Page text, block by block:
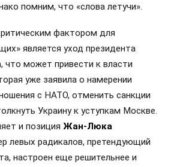
помним, что «слова летучи».
фактором для
является уход президента
что может привести к власти
уже заявила о намерении
с НАТО, отменить санкции
Украину к уступкам Москве.
и позиция Жан-Люка
левых радикалов, претендующий
настроен еще решительнее и